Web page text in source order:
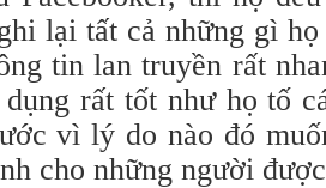
lại tất cả những gì
tin lan truyền rất
rất tốt như họ tố
vì lý do nào đó
cho những người